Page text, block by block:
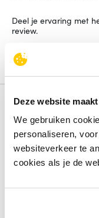
Deze website
We gebruiken
personaliseren,
websiteverkeer te
cookies als je de
Deel je ervaring met
review.
Schrijf een review
Alternatieven
Vergelijk